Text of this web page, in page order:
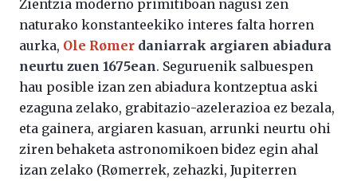
Zientzia moderno primitiboan nagusi zen
naturako konstanteekiko interes falta horren
aurka, Ole Rømer daniarrak argiaren abiadura
neurtu zuen 1675ean. Seguruenik salbuespen
hau posible izan zen abiadura kontzeptua aski
ezaguna zelako, grabitazio-azelerazioa ez bezala,
eta gainera, argiaren kasuan, arrunki neurtu ohi
ziren behaketa astronomikoen bidez egin ahal
izan zelako (Rømerrek, zehazki, Jupiterren